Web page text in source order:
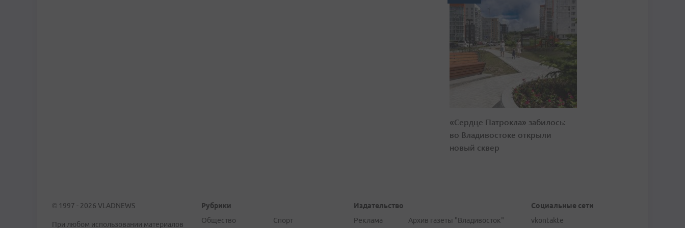
«Сердце Патрокла» забилось:
во Владивостоке открыли
новый сквер
© 1997 - 2026 VLADNEWS
При любом использовании материалов
Рубрики
Общество
Спорт
Издательство
Реклама
Архив газеты "Владивосток"
Социальные сети
vkontakte